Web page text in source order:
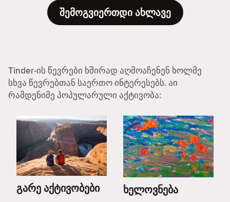
შემოგვიერთდი ახლავე
Tinder-ის წევრები ხშირად აღმოაჩენენ ხოლმე
სხვა წევრებთან საერთო ინტერესებს. აი
რამდენიმე პოპულარული აქტივობა:
გარე აქტივობები ხელოვნება